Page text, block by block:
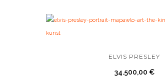
ELVIS PRESLEY
34.500,00 €